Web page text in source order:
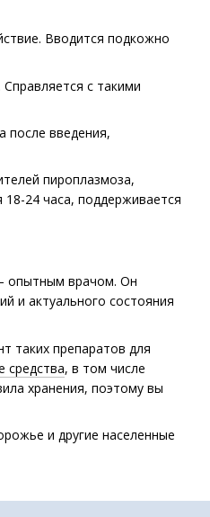
Вводится подкожно
с такими
после введения,
пироплазмоза,
18-24 часа, поддерживается
опытным врачом. Он
и актуального состояния
таких препаратов для
средства, в том числе
хранения, поэтому вы
и другие населенные